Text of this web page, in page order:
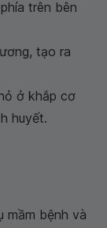
trên bên
tạo ra
ở khắp cơ
huyết.
mầm bệnh và